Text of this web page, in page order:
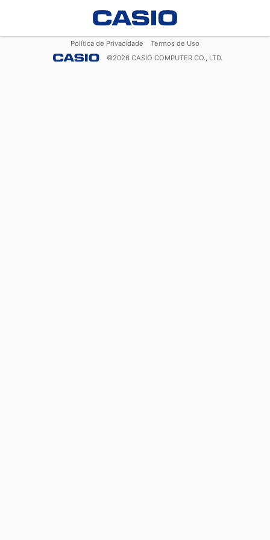
Política de Privacidade
Termos de Uso
©2026 CASIO COMPUTER CO., LTD.